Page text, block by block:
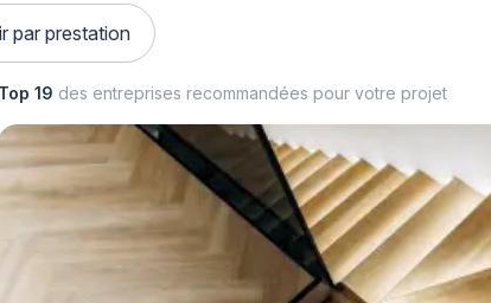
par prestation
Top 19 des entreprises recommandées pour votre projet